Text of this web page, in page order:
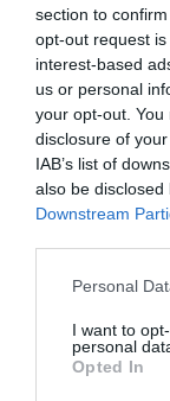
section to
opt-out request
interest-based
us or personal
your opt-out.
disclosure of
IAB’s list of
also be
Downstream
Personal
I want to
personal
Opted In